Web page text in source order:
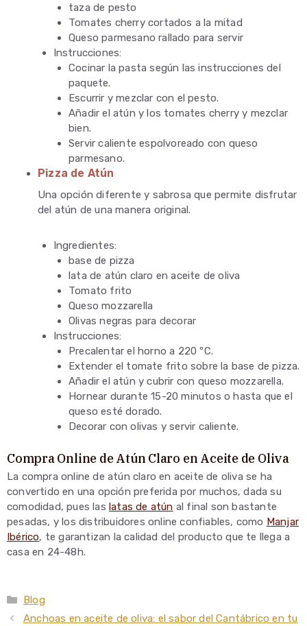
taza de pesto
Tomates cherry cortados a la mitad
Queso parmesano rallado para servir
Instrucciones:
Cocinar la pasta según las instrucciones del
paquete.
Escurrir y mezclar con el pesto.
Añadir el atún y los tomates cherry y mezclar
bien.
Servir caliente espolvoreado con queso
parmesano.
Pizza de Atún
Una opción diferente y sabrosa que permite disfrutar
del atún de una manera original.
Ingredientes:
base de pizza
lata de atún claro en aceite de oliva
Tomato frito
Queso mozzarella
Olivas negras para decorar
Instrucciones:
Precalentar el horno a 220 ºC.
Extender el tomate frito sobre la base de pizza.
Añadir el atún y cubrir con queso mozzarella.
Hornear durante 15-20 minutos o hasta que el
queso esté dorado.
Decorar con olivas y servir caliente.
Compra Online de Atún Claro en Aceite de Oliva
La compra online de atún claro en aceite de oliva se ha
convertido en una opción preferida por muchos, dada su
comodidad, pues las latas de atún al final son bastante
pesadas, y los distribuidores online confiables, como Manjar
Ibérico, te garantizan la calidad del producto que te llega a
casa en 24-48h.
Categorías
Blog
Anchoas en aceite de oliva: el sabor del Cantábrico en tu